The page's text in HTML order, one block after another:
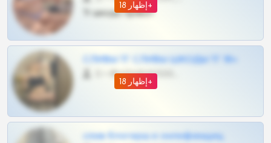
إظهار 18+
Тг шкоды приват
إظهار 18+
СЛИВЫ ТГ СЛИВЫ ШКОДЫ ТГ 18+
слив блогерш и онлифанщиц